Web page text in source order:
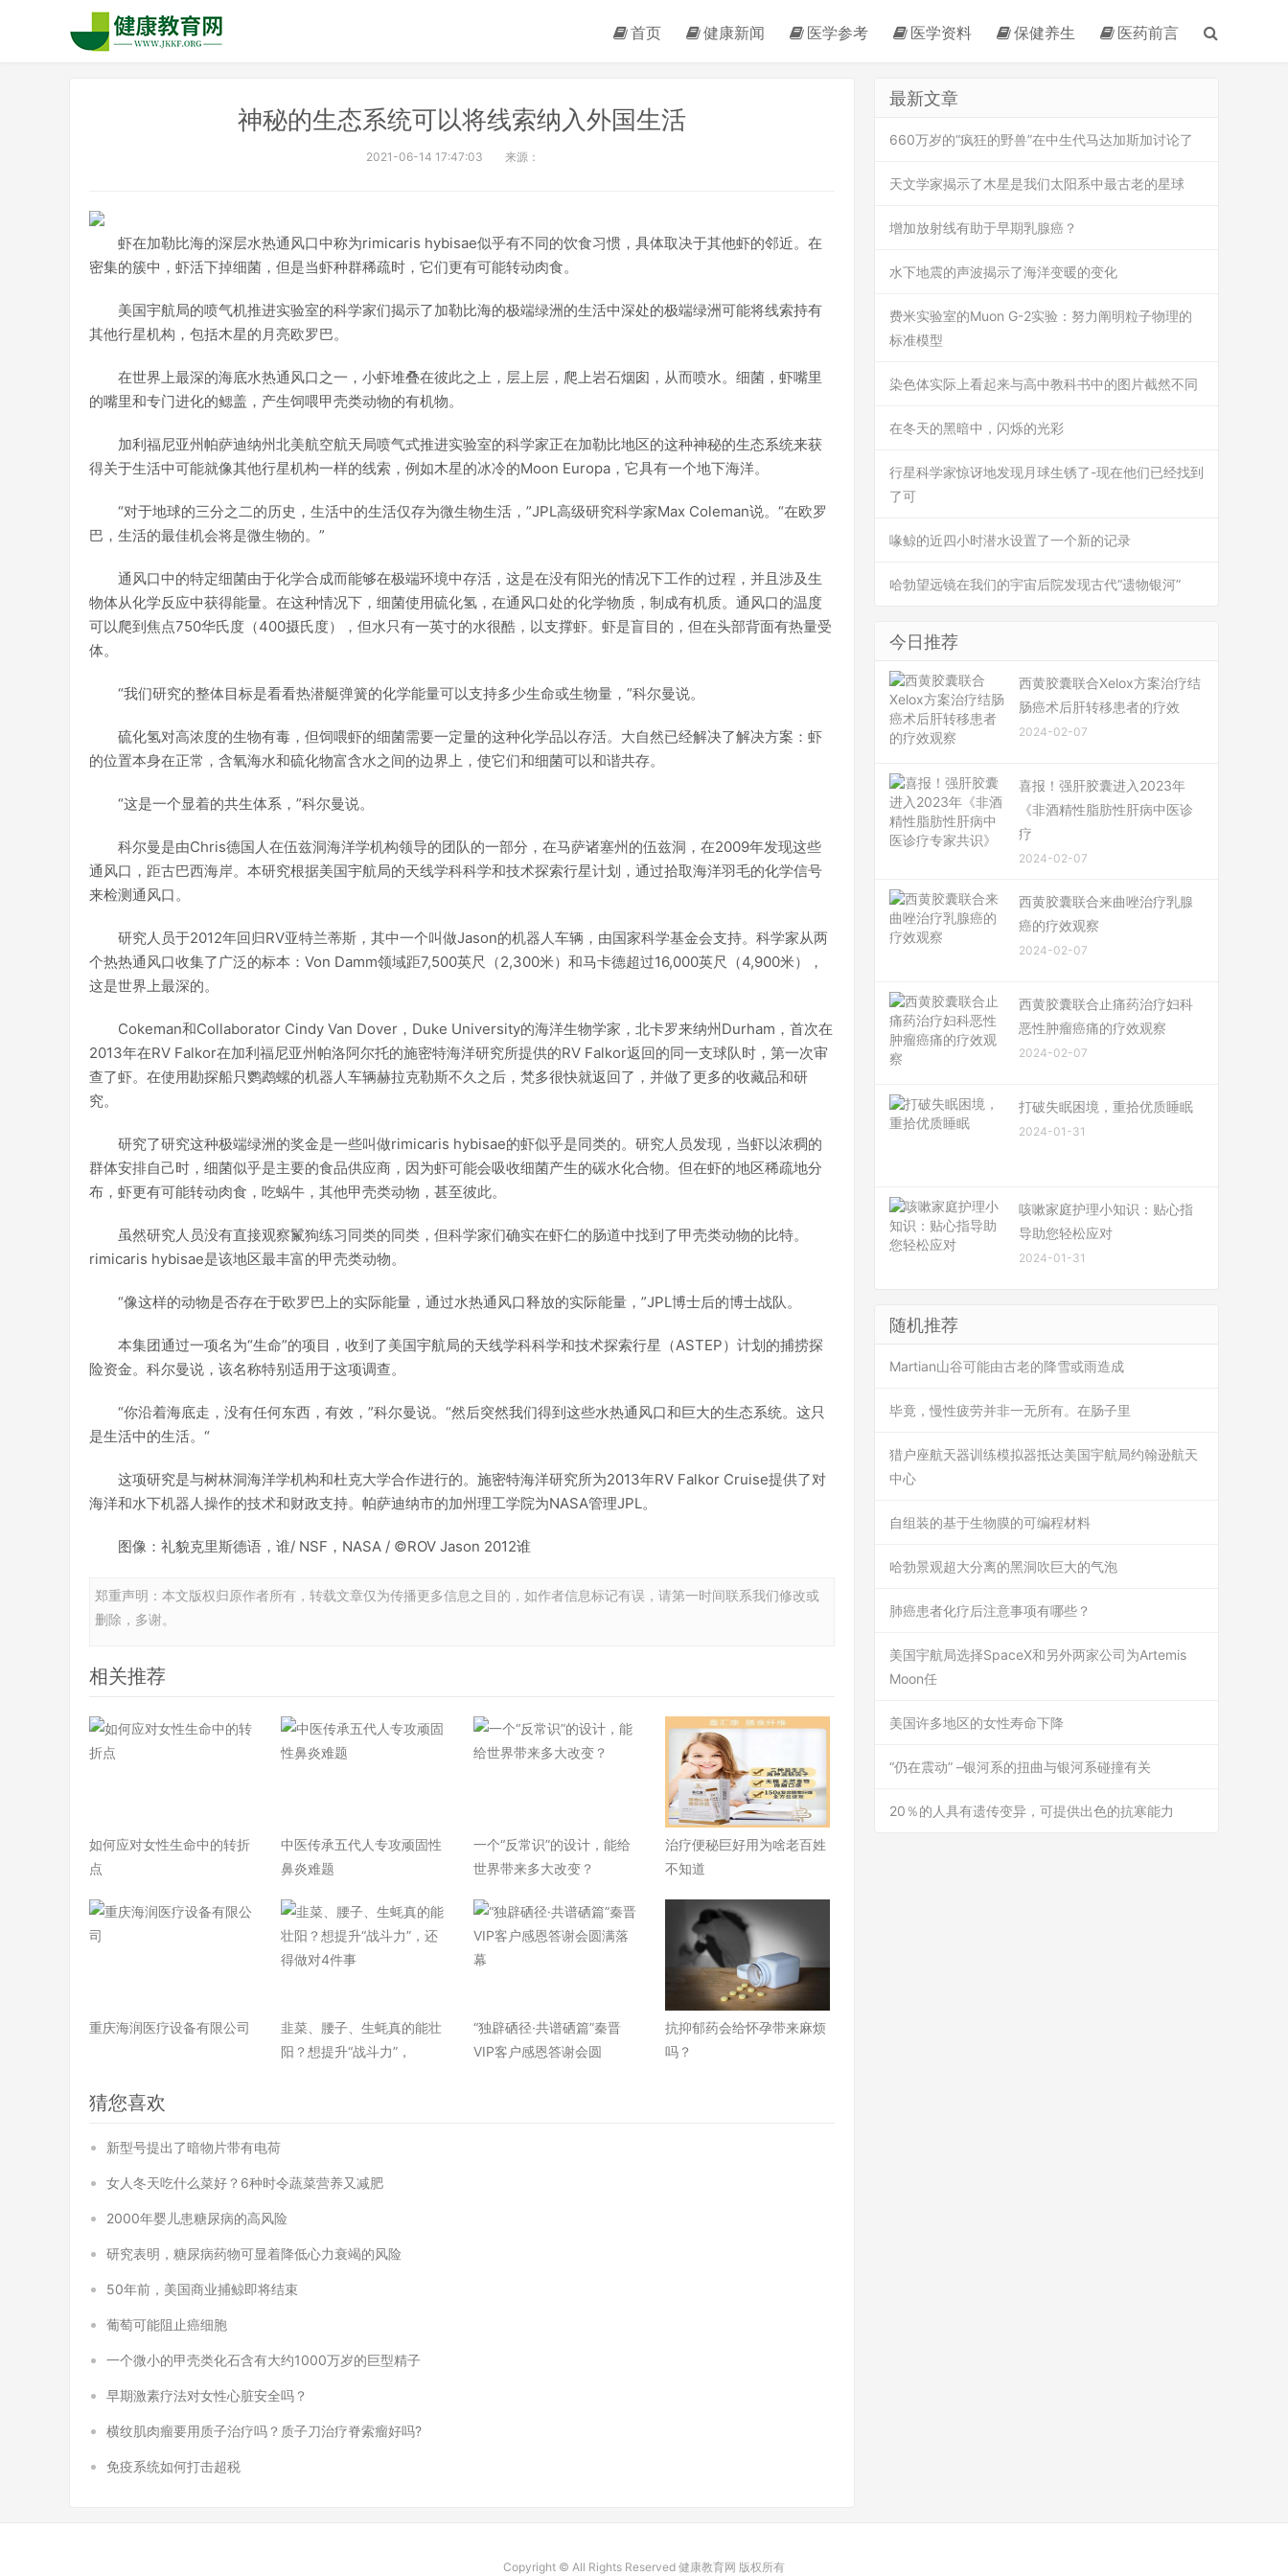
首页 健康新闻 医学参考 医学资料 保健养生 医药前言
神秘的生态系统可以将线索纳入外国生活
2021-06-14 17:47:03 来源：
虾在加勒比海的深层水热通风口中称为rimicaris hybisae似乎有不同的饮食习惯，具体取决于其他虾的邻近。在
密集的簇中，虾活下掉细菌，但是当虾种群稀疏时，它们更有可能转动肉食。
美国宇航局的喷气机推进实验室的科学家们揭示了加勒比海的极端绿洲的生活中深处的极端绿洲可能将线索持有
其他行星机构，包括木星的月亮欧罗巴。
在世界上最深的海底水热通风口之一，小虾堆叠在彼此之上，层上层，爬上岩石烟囱，从而喷水。细菌，虾嘴里
的嘴里和专门进化的鳃盖，产生饲喂甲壳类动物的有机物。
加利福尼亚州帕萨迪纳州北美航空航天局喷气式推进实验室的科学家正在加勒比地区的这种神秘的生态系统来获
得关于生活中可能就像其他行星机构一样的线索，例如木星的冰冷的Moon Europa，它具有一个地下海洋。
“对于地球的三分之二的历史，生活中的生活仅存为微生物生活，”JPL高级研究科学家Max Coleman说。“在欧罗
巴，生活的最佳机会将是微生物的。”
通风口中的特定细菌由于化学合成而能够在极端环境中存活，这是在没有阳光的情况下工作的过程，并且涉及生
物体从化学反应中获得能量。在这种情况下，细菌使用硫化氢，在通风口处的化学物质，制成有机质。通风口的温度
可以爬到焦点750华氏度（400摄氏度），但水只有一英寸的水很酷，以支撑虾。虾是盲目的，但在头部背面有热量受
体。
“我们研究的整体目标是看看热潜艇弹簧的化学能量可以支持多少生命或生物量，”科尔曼说。
硫化氢对高浓度的生物有毒，但饲喂虾的细菌需要一定量的这种化学品以存活。大自然已经解决了解决方案：虾
的位置本身在正常，含氧海水和硫化物富含水之间的边界上，使它们和细菌可以和谐共存。
“这是一个显着的共生体系，”科尔曼说。
科尔曼是由Chris德国人在伍兹洞海洋学机构领导的团队的一部分，在马萨诸塞州的伍兹洞，在2009年发现这些
通风口，距古巴西海岸。本研究根据美国宇航局的天线学科科学和技术探索行星计划，通过拾取海洋羽毛的化学信号
来检测通风口。
研究人员于2012年回归RV亚特兰蒂斯，其中一个叫做Jason的机器人车辆，由国家科学基金会支持。科学家从两
个热热通风口收集了广泛的标本：Von Damm领域距7,500英尺（2,300米）和马卡德超过16,000英尺（4,900米），
这是世界上最深的。
Cokeman和Collaborator Cindy Van Dover，Duke University的海洋生物学家，北卡罗来纳州Durham，首次在
2013年在RV Falkor在加利福尼亚州帕洛阿尔托的施密特海洋研究所提供的RV Falkor返回的同一支球队时，第一次审
查了虾。在使用勘探船只鹦鹉螺的机器人车辆赫拉克勒斯不久之后，梵多很快就返回了，并做了更多的收藏品和研
究。
研究了研究这种极端绿洲的奖金是一些叫做rimicaris hybisae的虾似乎是同类的。研究人员发现，当虾以浓稠的
群体安排自己时，细菌似乎是主要的食品供应商，因为虾可能会吸收细菌产生的碳水化合物。但在虾的地区稀疏地分
布，虾更有可能转动肉食，吃蜗牛，其他甲壳类动物，甚至彼此。
虽然研究人员没有直接观察鬣狗练习同类的同类，但科学家们确实在虾仁的肠道中找到了甲壳类动物的比特。
rimicaris hybisae是该地区最丰富的甲壳类动物。
“像这样的动物是否存在于欧罗巴上的实际能量，通过水热通风口释放的实际能量，”JPL博士后的博士战队。
本集团通过一项名为“生命”的项目，收到了美国宇航局的天线学科科学和技术探索行星（ASTEP）计划的捕捞探
险资金。科尔曼说，该名称特别适用于这项调查。
“你沿着海底走，没有任何东西，有效，”科尔曼说。“然后突然我们得到这些水热通风口和巨大的生态系统。这只
是生活中的生活。“
这项研究是与树林洞海洋学机构和杜克大学合作进行的。施密特海洋研究所为2013年RV Falkor Cruise提供了对
海洋和水下机器人操作的技术和财政支持。帕萨迪纳市的加州理工学院为NASA管理JPL。
图像：礼貌克里斯德语，谁/ NSF，NASA / ©ROV Jason 2012谁
郑重声明：本文版权归原作者所有，转载文章仅为传播更多信息之目的，如作者信息标记有误，请第一时间联系我们修改或
删除，多谢。
相关推荐
如何应对女性生命中的转折
点
中医传承五代人专攻顽固性
鼻炎难题
一个“反常识”的设计，能给
世界带来多大改变？
治疗便秘巨好用为啥老百姓
不知道
重庆海润医疗设备有限公司
韭菜、腰子、生蚝真的能壮
阳？想提升“战斗力”，
“独辟硒径·共谱硒篇”秦晋
VIP客户感恩答谢会圆
抗抑郁药会给怀孕带来麻烦
吗？
猜您喜欢
新型号提出了暗物片带有电荷
女人冬天吃什么菜好？6种时令蔬菜营养又减肥
2000年婴儿患糖尿病的高风险
研究表明，糖尿病药物可显着降低心力衰竭的风险
50年前，美国商业捕鲸即将结束
葡萄可能阻止癌细胞
一个微小的甲壳类化石含有大约1000万岁的巨型精子
早期激素疗法对女性心脏安全吗？
横纹肌肉瘤要用质子治疗吗？质子刀治疗脊索瘤好吗?
免疫系统如何打击超税
最新文章
660万岁的“疯狂的野兽”在中生代马达加斯加讨论了
天文学家揭示了木星是我们太阳系中最古老的星球
增加放射线有助于早期乳腺癌？
水下地震的声波揭示了海洋变暖的变化
费米实验室的Muon G-2实验：努力阐明粒子物理的
标准模型
染色体实际上看起来与高中教科书中的图片截然不同
在冬天的黑暗中，闪烁的光彩
行星科学家惊讶地发现月球生锈了-现在他们已经找到
了可
喙鲸的近四小时潜水设置了一个新的记录
哈勃望远镜在我们的宇宙后院发现古代“遗物银河”
今日推荐
西黄胶囊联合Xelox方案治疗结
肠癌术后肝转移患者的疗效
2024-02-07
喜报！强肝胶囊进入2023年
《非酒精性脂肪性肝病中医诊
疗
2024-02-07
西黄胶囊联合来曲唑治疗乳腺
癌的疗效观察
2024-02-07
西黄胶囊联合止痛药治疗妇科
恶性肿瘤癌痛的疗效观察
2024-02-07
打破失眠困境，重拾优质睡眠
2024-01-31
咳嗽家庭护理小知识：贴心指
导助您轻松应对
2024-01-31
随机推荐
Martian山谷可能由古老的降雪或雨造成
毕竟，慢性疲劳并非一无所有。在肠子里
猎户座航天器训练模拟器抵达美国宇航局约翰逊航天
中心
自组装的基于生物膜的可编程材料
哈勃景观超大分离的黑洞吹巨大的气泡
肺癌患者化疗后注意事项有哪些？
美国宇航局选择SpaceX和另外两家公司为Artemis
Moon任
美国许多地区的女性寿命下降
“仍在震动” –银河系的扭曲与银河系碰撞有关
20％的人具有遗传变异，可提供出色的抗寒能力
Copyright © All Rights Reserved 健康教育网 版权所有